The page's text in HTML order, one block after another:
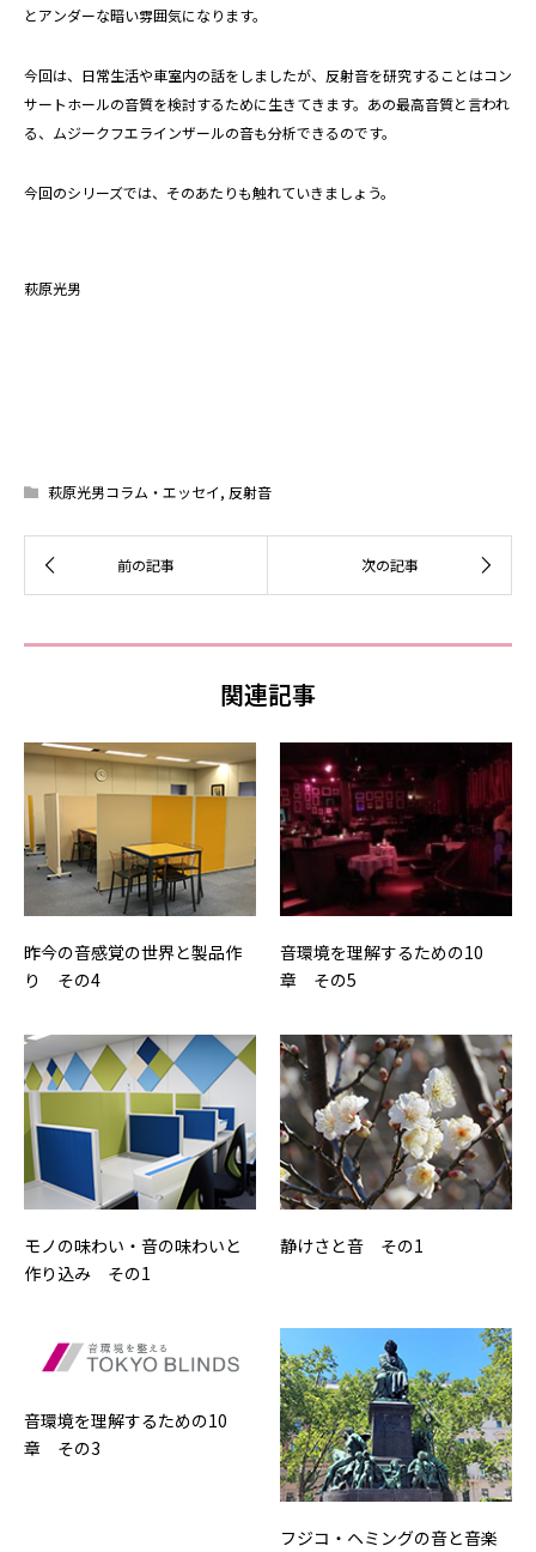
とアンダーな暗い雰囲気になります。
今回は、日常生活や車室内の話をしましたが、反射音を研究することはコン
サートホールの音質を検討するために生きてきます。あの最高音質と言われ
る、ムジークフエラインザールの音も分析できるのです。
今回のシリーズでは、そのあたりも触れていきましょう。
萩原光男
萩原光男コラム・エッセイ, 反射音
関連記事
昨今の音感覚の世界と製品作
り その4
音環境を理解するための10
章 その5
モノの味わい・音の味わいと
作り込み その1
静けさと音 その1
音環境を理解するための10
章 その3
フジコ・ヘミングの音と音楽